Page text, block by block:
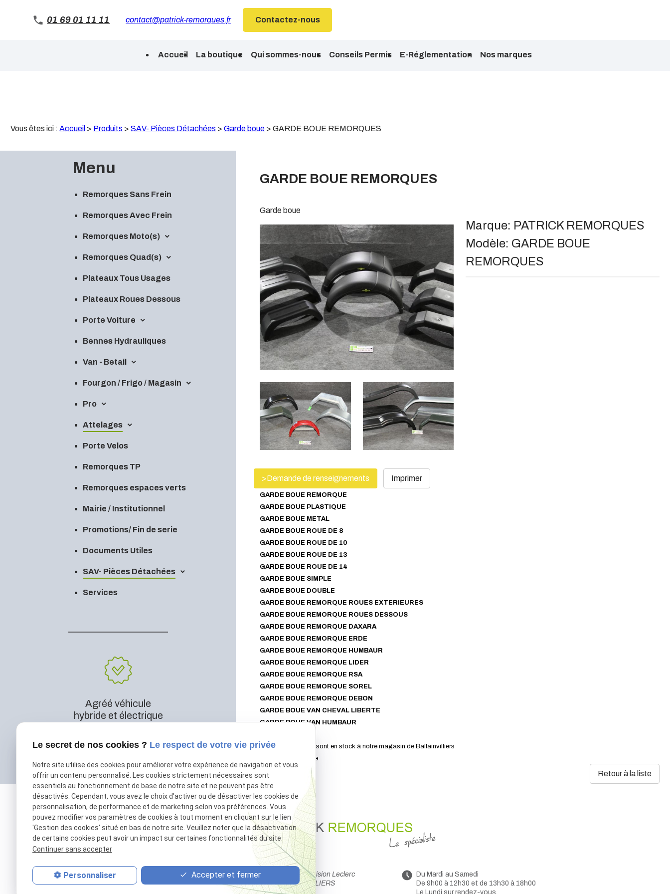
01 69 01 11 11 contact@patrick-remorques.fr Contactez-nous
Accueil La boutique Qui sommes-nous Conseils Permis E-Réglementation Nos marques
Vous êtes ici :Accueil > Produits >SAV- Pièces Détachées >Garde boue >GARDE BOUE REMORQUES
Menu
Remorques Sans Frein
Remorques Avec Frein
Remorques Moto(s)
Remorques Quad(s)
Plateaux Tous Usages
Plateaux Roues Dessous
Porte Voiture
Bennes Hydrauliques
Van - Betail
Fourgon / Frigo / Magasin
Pro
Attelages
Porte Velos
Remorques TP
Remorques espaces verts
Mairie / Institutionnel
Promotions/ Fin de serie
Documents Utiles
SAV- Pièces Détachées
Services
Agréé véhicule
hybride et électrique
GARDE BOUE REMORQUES
Garde boue
Marque: PATRICK REMORQUES
Modèle: GARDE BOUE
REMORQUES
>Demande de renseignements Imprimer
GARDE BOUE REMORQUE
GARDE BOUE PLASTIQUE
GARDE BOUE METAL
GARDE BOUE ROUE DE 8
GARDE BOUE ROUE DE 10
GARDE BOUE ROUE DE 13
GARDE BOUE ROUE DE 14
GARDE BOUE SIMPLE
GARDE BOUE DOUBLE
GARDE BOUE REMORQUE ROUES EXTERIEURES
GARDE BOUE REMORQUE ROUES DESSOUS
GARDE BOUE REMORQUE DAXARA
GARDE BOUE REMORQUE ERDE
GARDE BOUE REMORQUE HUMBAUR
GARDE BOUE REMORQUE LIDER
GARDE BOUE REMORQUE RSA
GARDE BOUE REMORQUE SOREL
GARDE BOUE REMORQUE DEBON
GARDE BOUE VAN CHEVAL LIBERTE
GARDE BOUE VAN HUMBAUR
Ces gardes boues sont en stock à notre magasin de Ballainvilliers
Expédition possible
Retour à la liste
contact@patrick-remorques.fr
44 Avenue de la Division Leclerc
91160 BALLAINVILLIERS
Du Mardi au Samedi
De 9h00 à 12h30 et de 13h30 à 18h00
Le Lundi sur rendez-vous.
Le secret de nos cookies ? Le respect de votre vie privée
Notre site utilise des cookies pour améliorer votre expérience de navigation et vous
offrir un contenu personnalisé. Les cookies strictement nécessaires sont
essentiels au fonctionnement de base de notre site et ne peuvent pas être
désactivés. Cependant, vous avez le choix d'activer ou de désactiver les cookies de
personnalisation, de performance et de marketing selon vos préférences. Vous
pouvez modifier vos paramètres de cookies à tout moment en cliquant sur le lien
'Gestion des cookies' situé en bas de notre site. Veuillez noter que la désactivation
de certains cookies peut avoir un impact sur certaines fonctionnalités du site.
Continuer sans accepter
Personnaliser Accepter et fermer